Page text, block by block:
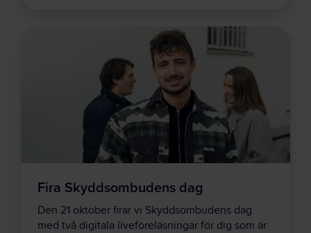
Fira Skyddsombudens dag
Den 21 oktober firar vi Skyddsombudens dag
med två digitala liveföreläsningar för dig som är